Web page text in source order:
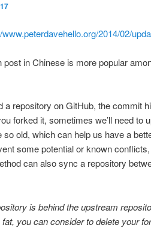
www.peterdavehello.org/2014/02/
post in Chinese is more popular
a repository on GitHub, the commit
forked it, sometimes we’ll need to
so old, which can help us have a
some potential or known
can also sync a repository
is behind the upstream
you can consider to delete your